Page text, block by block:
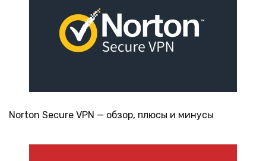
Norton Secure VPN — обзор, плюсы и минусы